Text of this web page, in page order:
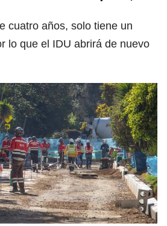
cuatro años, solo tiene un
lo que el IDU abrirá de nuevo